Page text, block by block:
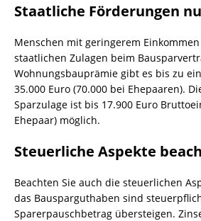
Staatliche Förderungen
Menschen mit geringerem
staatlichen Zulagen beim
Wohnungsbauprämie gibt es bis zu
35.000 Euro (70.000 bei Ehepaaren).
Sparzulage ist bis 17.900 Euro
Ehepaar) möglich.
Steuerliche Aspekte
Beachten Sie auch die steuerlichen
das Bausparguthaben sind
Sparerpauschbetrag übersteigen.